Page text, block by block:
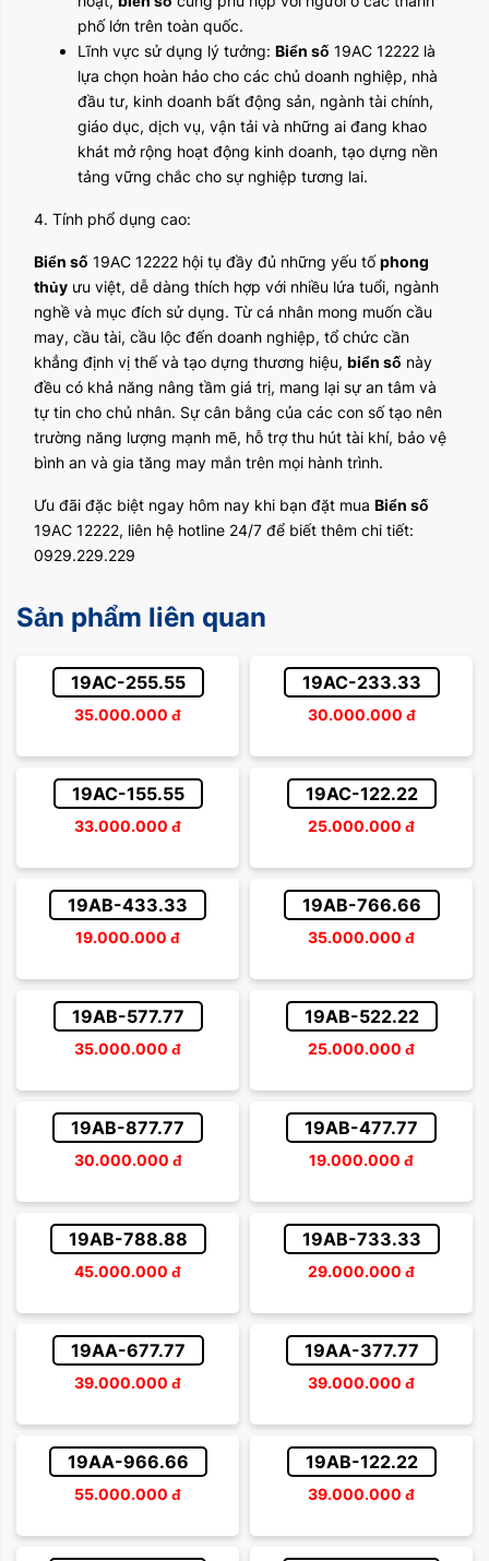
phố lớn trên toàn quốc.
Lĩnh vực sử dụng lý tưởng: Biển số 19AC 12222 là
lựa chọn hoàn hảo cho các chủ doanh nghiệp, nhà
đầu tư, kinh doanh bất động sản, ngành tài chính,
giáo dục, dịch vụ, vận tải và những ai đang khao
khát mở rộng hoạt động kinh doanh, tạo dựng nền
tảng vững chắc cho sự nghiệp tương lai.
4. Tính phổ dụng cao:
Biển số 19AC 12222 hội tụ đầy đủ những yếu tốphong
thủy ưu việt, dễ dàng thích hợp với nhiều lứa tuổi, ngành
nghề và mục đích sử dụng. Từ cá nhân mong muốn cầu
may, cầu tài, cầu lộc đến doanh nghiệp, tổ chức cần
khẳng định vị thế và tạo dựng thương hiệu, biển số này
đều có khả năng nâng tầm giá trị, mang lại sự an tâm và
tự tin cho chủ nhân. Sự cân bằng của các con số tạo nên
trường năng lượng mạnh mẽ, hỗ trợ thu hút tài khí, bảo vệ
bình an và gia tăng may mắn trên mọi hành trình.
Ưu đãi đặc biệt ngay hôm nay khi bạn đặt mua Biển số
19AC 12222, liên hệ hotline 24/7 để biết thêm chi tiết:
0929.229.229
Sản phẩm liên quan
19AC-255.55
35.000.000 đ
19AC-233.33
30.000.000 đ
19AC-155.55
33.000.000 đ
19AC-122.22
25.000.000 đ
19AB-433.33
19.000.000 đ
19AB-766.66
35.000.000 đ
19AB-577.77
35.000.000 đ
19AB-522.22
25.000.000 đ
19AB-877.77
30.000.000 đ
19AB-477.77
19.000.000 đ
19AB-788.88
45.000.000 đ
19AB-733.33
29.000.000 đ
19AA-677.77
39.000.000 đ
19AA-377.77
39.000.000 đ
19AA-966.66
55.000.000 đ
19AB-122.22
39.000.000 đ